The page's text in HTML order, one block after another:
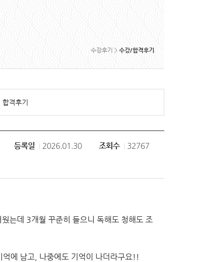
수강후기 > 수강/합격후기
합격후기
등록일 2026.01.30 조회수 32767
는데 3개월 꾸준히 들으니 독해도 청해도 조
에 남고, 나중에도 기억이 나더라구요!!